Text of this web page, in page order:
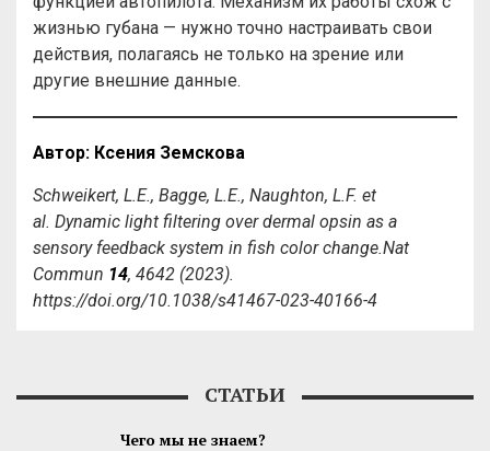
жизнью губана — нужно точно настраивать свои
действия, полагаясь не только на зрение или
другие внешние данные.
Автор: Ксения Земскова
Schweikert, L.E., Bagge, L.E., Naughton, L.F. et
al. Dynamic light filtering over dermal opsin as a
sensory feedback system in fish color change.Nat
Commun 14, 4642 (2023).
https://doi.org/10.1038/s41467-023-40166-4
СТАТЬИ
Чего мы не знаем?